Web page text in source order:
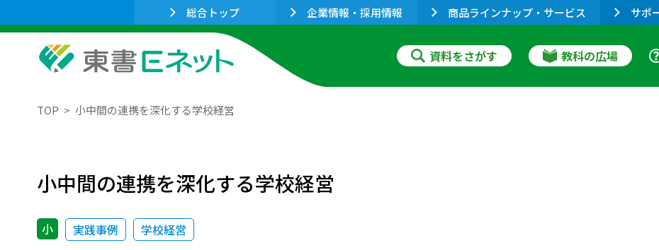
総合トップ 企業情報・採用情報 商品ラインナップ・サービス サポ
資料をさがす 教科の広場
TOP 小中間の連携を深化する学校経営
小中間の連携を深化する学校経営
小 実践事例 学校経営